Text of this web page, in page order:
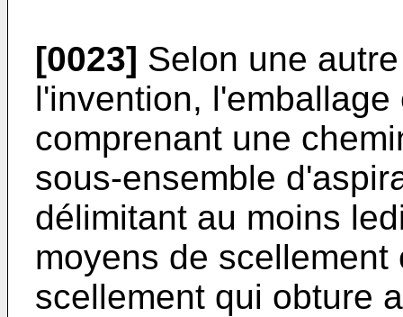
[0023] Selon une
l'invention,
comprenant une
sous-ensemble
délimitant au moins
moyens de
scellement qui obture